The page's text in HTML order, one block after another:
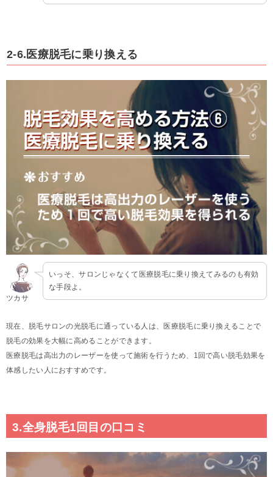
2-6.医療脱毛に乗り換える
ツカサ
いっそ、サロンじゃなくて医療脱毛に乗り換えてみるのも有効
な手段よ。
現在、脱毛サロンの光脱毛に通っている人は、医療脱毛に乗り換えることで
脱毛の効果を大幅に高めることができます。
医療脱毛は高出力のレーザーを使って施術を行うため、1回で高い脱毛効果を
体感したい人におすすめです。
3.全身脱毛1回目の口コミ